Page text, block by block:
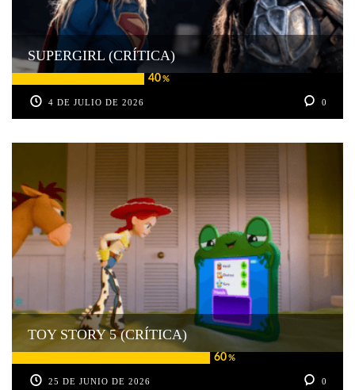
40%
SUPERGIRL (CRÍTICA)
4 DE JULIO DE 2026 0
60%
TOY STORY 5 (CRÍTICA)
25 DE JUNIO DE 2026 0